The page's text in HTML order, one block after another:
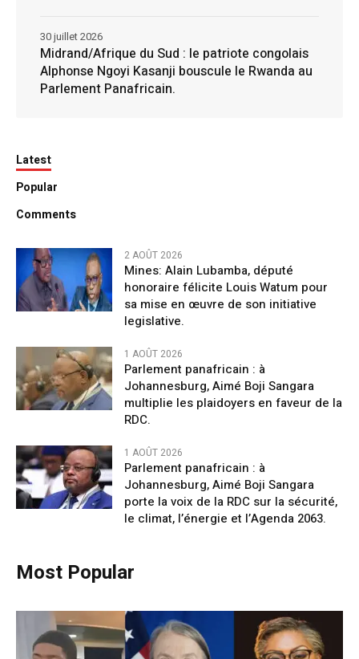
Midrand/Afrique du Sud : le patriote congolais
Alphonse Ngoyi Kasanji bouscule le Rwanda au
Parlement Panafricain.
30 juillet 2026
Latest
Popular
Comments
2 AOÛT 2026
Mines: Alain Lubamba, député
honoraire félicite Louis Watum pour
sa mise en œuvre de son initiative
legislative.
1 AOÛT 2026
Parlement panafricain : à
Johannesburg, Aimé Boji Sangara
multiplie les plaidoyers en faveur de la
RDC.
1 AOÛT 2026
Parlement panafricain : à
Johannesburg, Aimé Boji Sangara
porte la voix de la RDC sur la sécurité,
le climat, l’énergie et l’Agenda 2063.
Most Popular